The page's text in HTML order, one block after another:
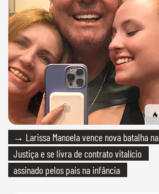
→ Larissa Manoela vence nova batalha na
Justiça e se livra de contrato vitalício
assinado pelos pais na infância